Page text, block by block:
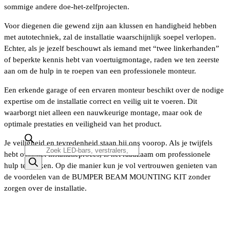
Producten
zoeken
sommige andere doe-het-zelfprojecten.
Voor diegenen die gewend zijn aan klussen en handigheid hebben
met autotechniek, zal de installatie waarschijnlijk soepel verlopen.
Echter, als je jezelf beschouwt als iemand met “twee linkerhanden”
of beperkte kennis hebt van voertuigmontage, raden we ten zeerste
aan om de hulp in te roepen van een professionele monteur.
Een erkende garage of een ervaren monteur beschikt over de nodige
expertise om de installatie correct en veilig uit te voeren. Dit
waarborgt niet alleen een nauwkeurige montage, maar ook de
optimale prestaties en veiligheid van het product.
Je veiligheid en tevredenheid staan bij ons voorop. Als je twijfels
hebt over het installatieproces, is het raadzaam om professionele
hulp te zoeken. Op die manier kun je vol vertrouwen genieten van
de voordelen van de BUMPER BEAM MOUNTING KIT zonder
zorgen over de installatie.